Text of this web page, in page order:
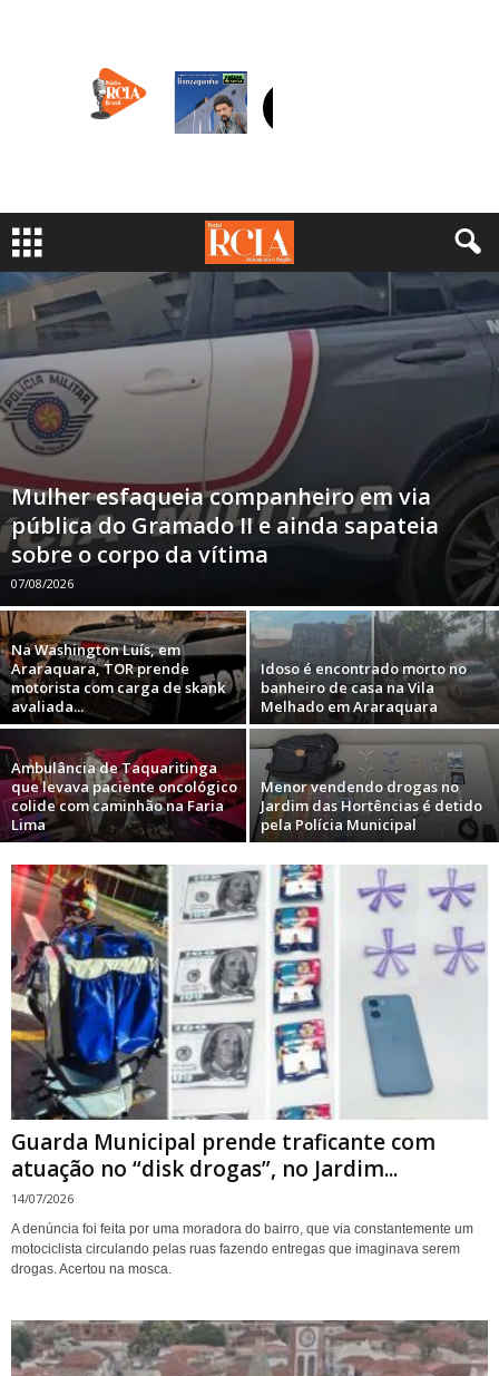
Mulher esfaqueia companheiro em via
pública do Gramado II e ainda sapateia
sobre o corpo da vítima
07/08/2026
Na Washington Luís, em
Araraquara, TOR prende
motorista com carga de skank
avaliada...
Idoso é encontrado morto no
banheiro de casa na Vila
Melhado em Araraquara
Ambulância de Taquaritinga
que levava paciente oncológico
colide com caminhão na Faria
Lima
Menor vendendo drogas no
Jardim das Hortências é detido
pela Polícia Municipal
Guarda Municipal prende traficante com
atuação no “disk drogas”, no Jardim...
14/07/2026
A denúncia foi feita por uma moradora do bairro, que via constantemente um
motociclista circulando pelas ruas fazendo entregas que imaginava serem
drogas. Acertou na mosca.